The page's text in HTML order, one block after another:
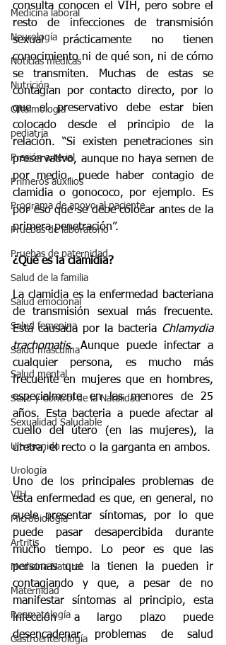
Medicina laboral
Neurología
Noticias médicas
Nutrición
Oftalmología
pediatría
Presión arterial
Primeros auxilios
Programa de apoyo al paciente
Pruebas de laboratorio
Pruebas de paternidad
Salud de la familia
Salud emocional
Salud femenina
Salud masculina
Salud mental
Sexo y Control de la Natalidad
Sexualidad Saludable
Ultrasonido
Urología
VIH
Microbiologia
Artritis
Medicina Natural
Maternidad
Reumatología
Gastroenterología
consulta conocen el VIH, pero sobre el
resto de infecciones de transmisión
sexual prácticamente no tienen
conocimiento ni de qué son, ni de cómo
se transmiten. Muchas de estas se
contagian por contacto directo, por lo
que el preservativo debe estar bien
colocado desde el principio de la
relación. “Si existen penetraciones sin
preservativo, aunque no haya semen de
por medio, puede haber contagio de
clamidia o gonococo, por ejemplo. Es
por eso que se debe colocar antes de la
primera penetración”.
¿Qué es la clamidia?
La clamidia es la enfermedad bacteriana
de transmisión sexual más frecuente.
Está causada por la bacteria Chlamydia
trachomatis. Aunque puede infectar a
cualquier persona, es mucho más
frecuente en mujeres que en hombres,
especialmente en las menores de 25
años. Esta bacteria a puede afectar al
cuello del útero (en las mujeres), la
uretra, el recto o la garganta en ambos.
Uno de los principales problemas de
esta enfermedad es que, en general, no
suele presentar síntomas, por lo que
puede pasar desapercibida durante
mucho tiempo. Lo peor es que las
personas que la tienen la pueden ir
contagiando y que, a pesar de no
manifestar síntomas al principio, esta
infección a largo plazo puede
desencadenar problemas de salud